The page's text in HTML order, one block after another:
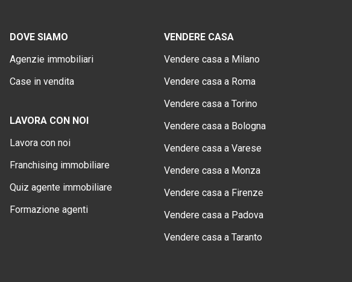
DOVE SIAMO
Agenzie immobiliari
Case in vendita
LAVORA CON NOI
Lavora con noi
Franchising immobiliare
Quiz agente immobiliare
Formazione agenti
VENDERE CASA
Vendere casa a Milano
Vendere casa a Roma
Vendere casa a Torino
Vendere casa a Bologna
Vendere casa a Varese
Vendere casa a Monza
Vendere casa a Firenze
Vendere casa a Padova
Vendere casa a Taranto